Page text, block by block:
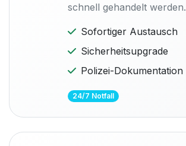
schnell gehandelt werden.
Sofortiger Austausch
Sicherheitsupgrade
Polizei-Dokumentation
24/7 Notfall